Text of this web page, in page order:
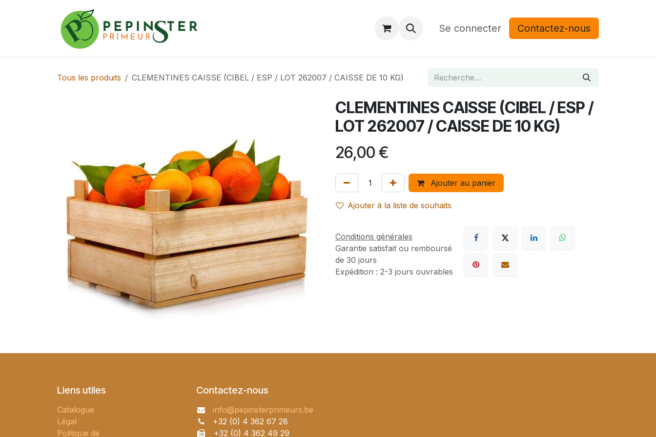
Contactez-nous Se connecter Contactez-nous
Tous les produits CLEMENTINES CAISSE (CIBEL / ESP / LOT 262007 / CAISSE DE 10 KG)
CLEMENTINES CAISSE (CIBEL / ESP /
LOT 262007 / CAISSE DE 10 KG)
26,00 €
Ajouter au panier
Ajouter à la liste de souhaits
Conditions générales
Garantie satisfait ou remboursé
de 30 jours
Expédition : 2-3 jours ouvrables
Liens utiles
Catalogue
Légal
Politique de
Contactez-nous
info@pepinsterprimeurs.be
+32 (0) 4 362 67 28
+32 (0) 4 362 49 29